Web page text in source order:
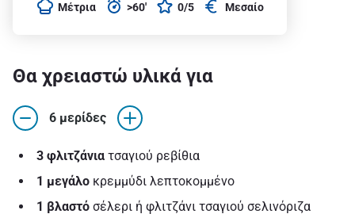
Μέτρια >60' 0/5 Μεσαίο
Θα χρειαστώ υλικά για
6 μερίδες
3 φλιτζάνια τσαγιού ρεβίθια
1 μεγάλο κρεμμύδι λεπτοκομμένο
1 βλαστό σέλερι ή φλιτζάνι τσαγιού σελινόριζα